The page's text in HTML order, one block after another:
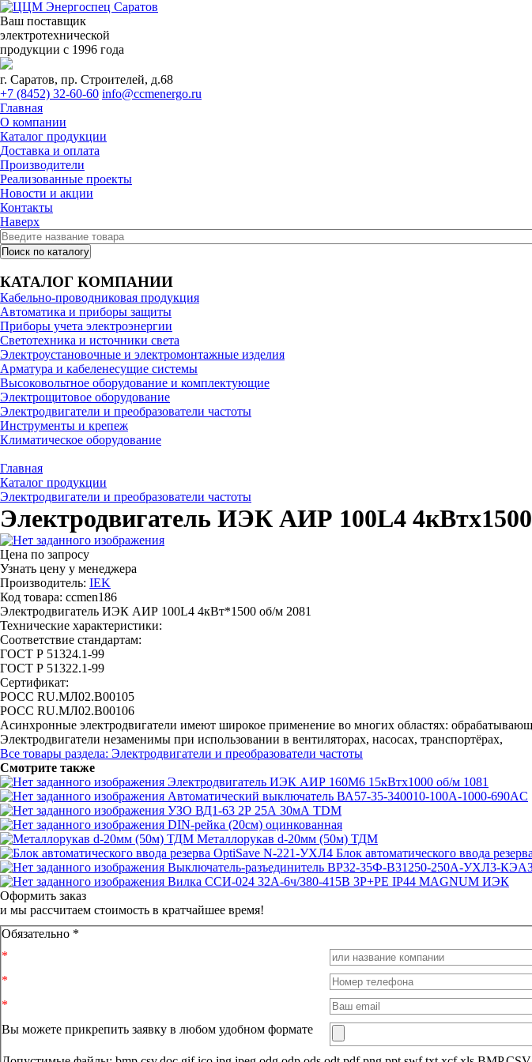
Ваш поставщик
электротехнической
продукции с 1996 года
г. Саратов, пр. Строителей, д.68
+7 (8452) 32-60-60 info@ccmenergo.ru
Главная
О компании
Каталог продукции
Доставка и оплата
Производители
Реализованные проекты
Новости и акции
Контакты
Наверх
КАТАЛОГ КОМПАНИИ
Кабельно-проводниковая продукция
Автоматика и приборы защиты
Приборы учета электроэнергии
Светотехника и источники света
Электроустановочные и электромонтажные изделия
Арматура и кабеленесущие системы
Высоковольтное оборудование и комплектующие
Электрощитовое оборудование
Электродвигатели и преобразователи частоты
Инструменты и крепеж
Климатическое оборудование
Главная
Каталог продукции
Электродвигатели и преобразователи частоты
Электродвигатель ИЭК АИР 100L4
Цена по запросу
Узнать цену у менеджера
Производитель: IEK
Код товара: ccmen186
Электродвигатель ИЭК АИР 100L4 4кВт*1500 об/м 2081
Технические характеристики:
Соответствие стандартам:
ГОСТ Р 51324.1-99
ГОСТ Р 51322.1-99
Сертификат:
РОСС RU.МЛ02.B00105
РОСС RU.МЛ02.B00106
Асинхронные электродвигатели имеют широкое применение во многих областях:
Электродвигатели незаменимы при использовании в вентиляторах, насосах, транспортёрах,
Все товары раздела: Электродвигатели и преобразователи частоты
Смотрите также
Электродвигатель ИЭК АИР 160М6 15кВтx1000 об/м 1081
Автоматический выключатель ВА57-35-340010-100А-1000-690AC
УЗО ВД1-63 2Р 25А 30мА TDM
DIN-рейка (20см) оцинкованная
Металлорукав d-20мм (50м) ТДМ
Блок автоматического ввода
Выключатель-разъединитель ВР32-35Ф-В31250-250А-УХЛ3-
Вилка ССИ-024 32А-6ч/380-415В 3Р+РЕ IP44 MAGNUM ИЭК
Оформить заказ
и мы рассчитаем стоимость в кратчайшее время!
Обязательно *
Вы можете прикрепить заявку в любом удобном формате